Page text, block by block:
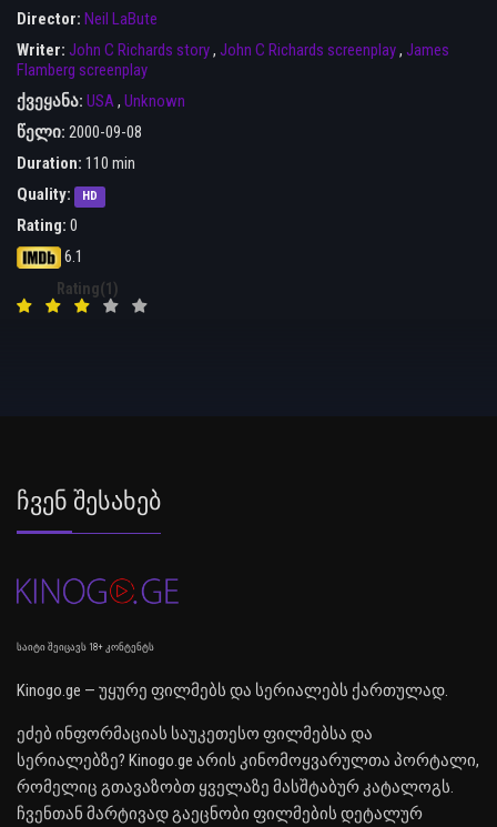
Director: Neil LaBute
Writer: John C Richards story, John C Richards screenplay, James
Flamberg screenplay
ქვეყანა: USA, Unknown
წელი: 2000-09-08
Duration: 110 min
Quality:
HD
Rating: 0
6.1
Rating(1)
Ჩვენ Შესახებ
საიტი შეიცავს 18+ კონტენტს
Kinogo.ge — უყურე ფილმებს და სერიალებს ქართულად.
ეძებ ინფორმაციას საუკეთესო ფილმებსა და
სერიალებზე? Kinogo.ge არის კინომოყვარულთა პორტალი,
რომელიც გთავაზობთ ყველაზე მასშტაბურ კატალოგს.
ჩვენთან მარტივად გაეცნობი ფილმების დეტალურ